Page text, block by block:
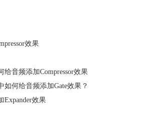
就是改变文件格式了，我们可以使用这个功
夹内所有音频的格式。
图3：转换文件格式
系统会要求打开Sound Forge，如果文件较
效果
给音频添加Compressor效果
如何给音频添加Gate效果？
Expander效果